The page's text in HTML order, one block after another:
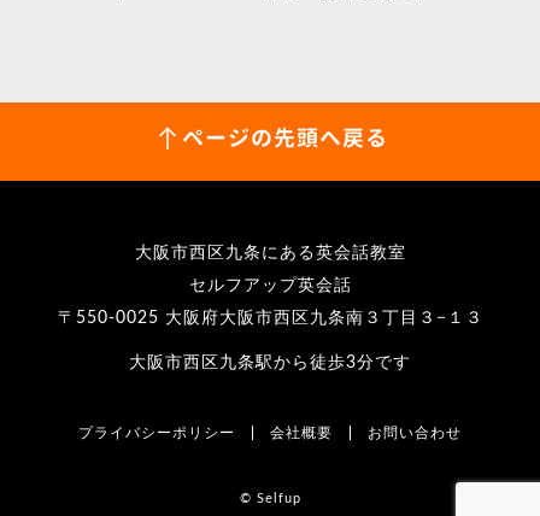
ページの先頭へ戻る
大阪市西区九条にある英会話教室
セルフアップ英会話
〒550-0025 大阪府大阪市西区九条南３丁目３−１３
大阪市西区九条駅から徒歩3分です
プライバシーポリシー 会社概要 お問い合わせ
© Selfup